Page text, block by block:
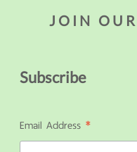
JOIN
Subscribe
Email Address *